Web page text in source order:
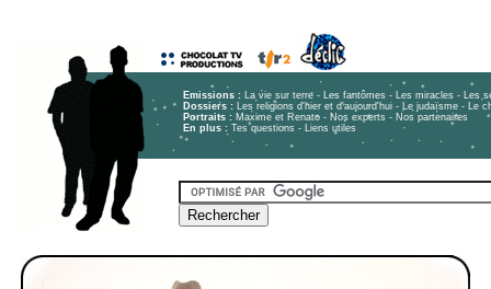
Emissions : La vie sur terre - Les fantômes - Les miracles - Les
Dossiers : Les religions d'hier et d'aujourd'hui - Le judaïsme - Le
Portraits : Maxime et Renato - Nos experts - Nos partenaires
En plus : Tes questions - Liens utiles